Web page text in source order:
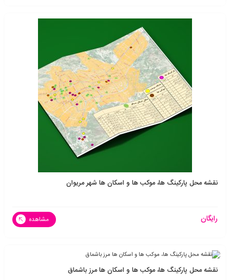
نقشه محل پارکینگ ها، موکب ها و اسکان ها شهر مریوان
رایگان مشاهده
نقشه محل پارکینگ ها، موکب ها و اسکان ها مرز باشماق